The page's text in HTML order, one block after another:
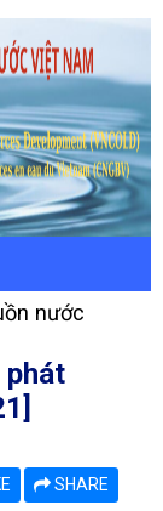
nước
phát
SHARE